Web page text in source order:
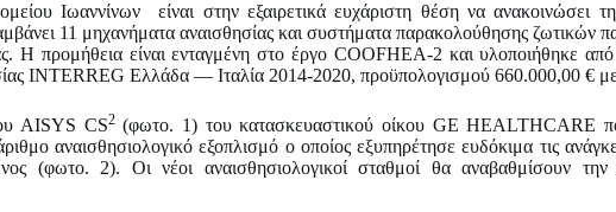
Ιωαννίνων είναι στην εξαιρετικά ευχάριστη θέση να
11 μηχανήματα αναισθησίας και συστήματα παρακολούθησης ζωτικών
Η προμήθεια είναι ενταγμένη στο έργο COOFHEA-2 και υλοποιήθηκε
INTERREG Ελλάδα — Ιταλία 2014-2020, προϋπολογισμού 660.000,00 €
AISYS CS2(φωτο. 1) του κατασκευαστικού οίκου GE HEALTHCARE
αναισθησιολογικό εξοπλισμό ο οποίος εξυπηρέτησε ευδόκιμα τις
(φωτο. 2). Οι νέοι αναισθησιολογικοί σταθμοί θα αναβαθμίσουν